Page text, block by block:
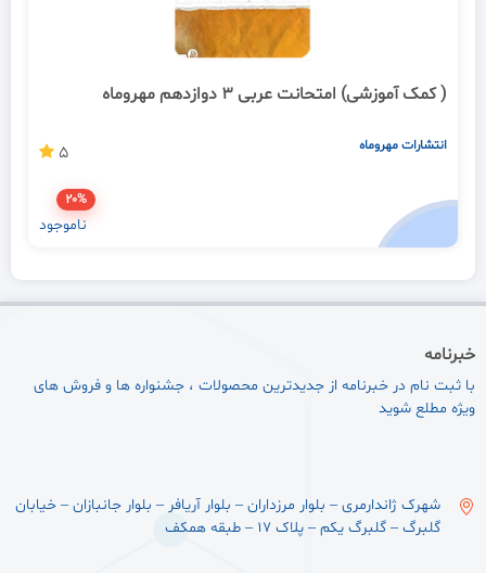
( کمک آموزشی) امتحانت عربی 3 دوازدهم مهروماه
انتشارات مهروماه 5
20%
ناموجود
خبرنامه
با ثبت نام در خبرنامه از جدیدترین محصولات ، جشنواره ها و فروش های
ویژه مطلع شوید
شهرک ژاندارمری – بلوار مرزداران – بلوار آریافر – بلوار جانبازان – خیابان
گلبرگ – گلبرگ یکم – پلاک ۱۷ – طبقه همکف